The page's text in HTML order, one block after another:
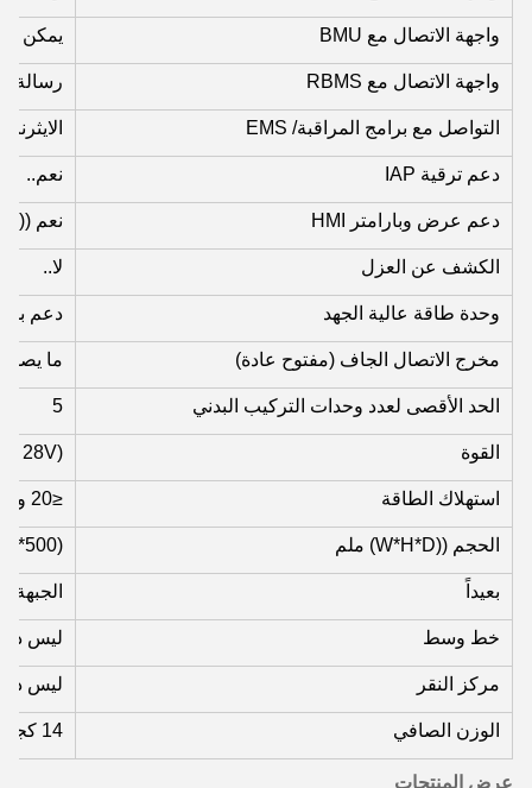
واجهة الاتصال مع BMU يمكن
واجهة الاتصال مع RBMS رسالة
التواصل مع برامج المراقبة/ EMS الايثرنت
دعم ترقية IAP نعم..
دعم عرض وبارامتر HMI نعم
الكشف عن العزل لا..
وحدة طاقة عالية الجهد دعم بدء
مخرج الاتصال الجاف (مفتوح عادة) ما يصل
الحد الأقصى لعدد وحدات التركيب البدني 5
القوة ~ 28V)
استهلاك الطاقة ≤20 واط
الحجم ((W*H*D) ملم
بعيداً الجبهة
خط وسط ليس
مركز النقر ليس
الوزن الصافي 14 كجم
عرض المنتجات